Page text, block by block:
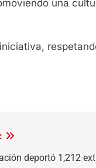
una
deportó 1,212